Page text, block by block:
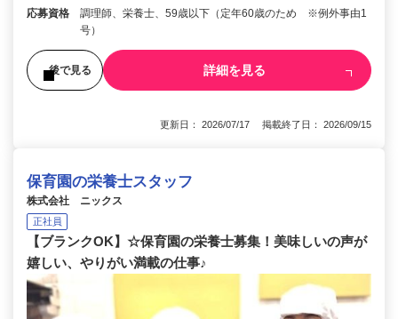
応募資格
調理師、栄養士、59歳以下（定年60歳のため ※例外事由1
号）
後で見る 詳細を見る
更新日： 2026/07/17 掲載終了日： 2026/09/15
保育園の栄養士スタッフ
株式会社 ニックス
正社員
【ブランクOK】☆保育園の栄養士募集！美味しいの声が
嬉しい、やりがい満載の仕事♪